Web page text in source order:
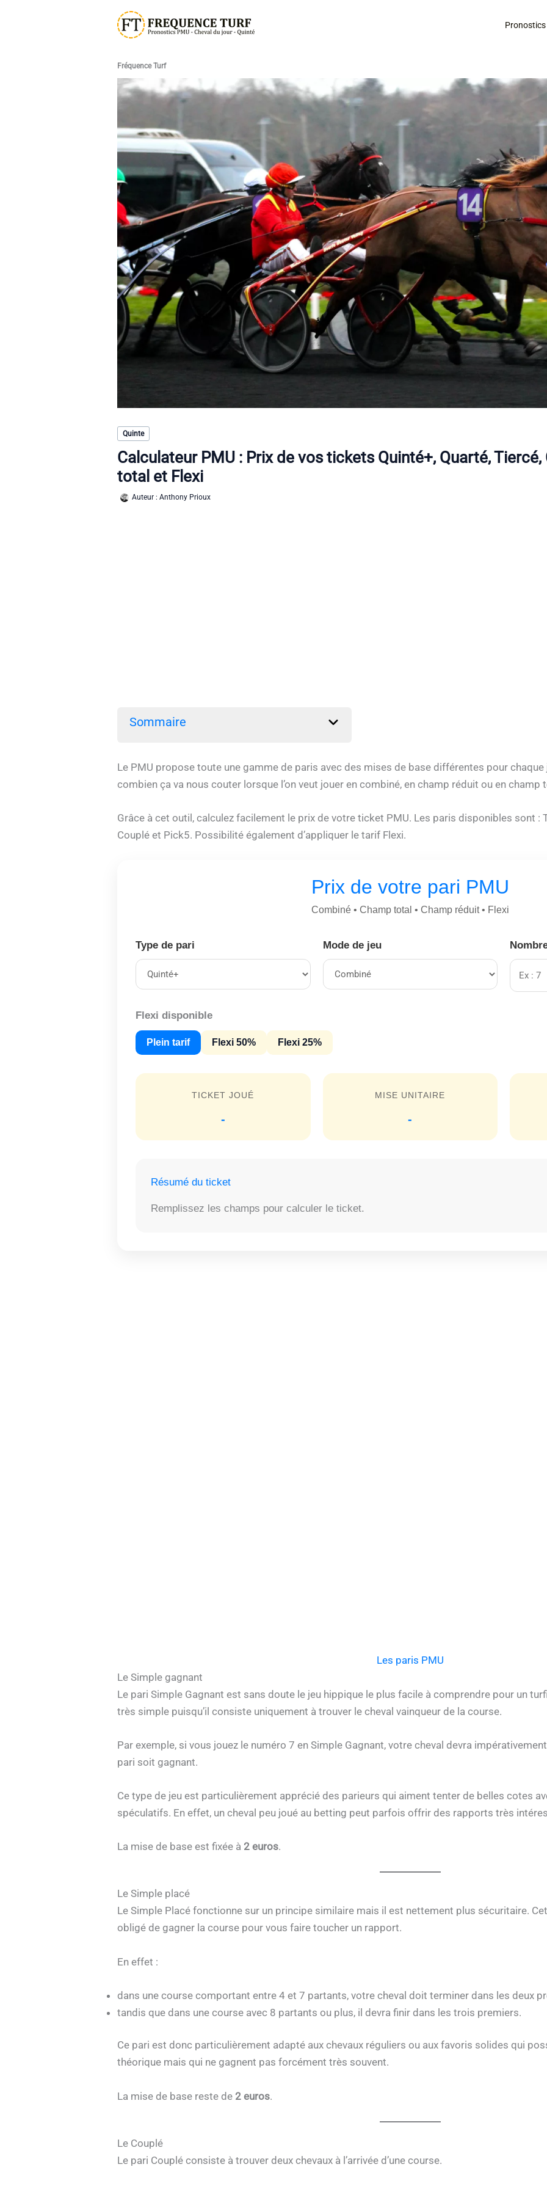
Fréquence Turf
Quinte
Calculateur PMU : Prix de vos tickets Quinté+, Quarté,
total et Flexi
Auteur : Anthony Prioux
Sommaire
Le PMU propose toute une gamme de paris avec des mises de base différentes pour
combien ça va nous couter lorsque l’on veut jouer en combiné, en champ réduit ou en champ
Grâce à cet outil, calculez facilement le prix de votre ticket PMU. Les paris disponibles sont :
Couplé et Pick5. Possibilité également d’appliquer le tarif Flexi.
Prix de votre pari PMU
Combiné • Champ total • Champ réduit • Flexi
Type de pari Mode de jeu
Flexi disponible
Plein tarif Flexi 50% Flexi 25%
TICKET JOUÉ
-
MISE UNITAIRE
-
Résumé du ticket
Remplissez les champs pour calculer le ticket.
Les paris PMU
Le Simple gagnant
Le pari Simple Gagnant est sans doute le jeu hippique le plus facile à comprendre pour un
très simple puisqu’il consiste uniquement à trouver le cheval vainqueur de la course.
Par exemple, si vous jouez le numéro 7 en Simple Gagnant, votre cheval devra
pari soit gagnant.
Ce type de jeu est particulièrement apprécié des parieurs qui aiment tenter de belles cotes
spéculatifs. En effet, un cheval peu joué au betting peut parfois offrir des rapports très
La mise de base est fixée à 2 euros.
Le Simple placé
Le Simple Placé fonctionne sur un principe similaire mais il est nettement plus sécuritaire.
obligé de gagner la course pour vous faire toucher un rapport.
En effet :
dans une course comportant entre 4 et 7 partants, votre cheval doit terminer dans les deux
tandis que dans une course avec 8 partants ou plus, il devra finir dans les trois premiers.
Ce pari est donc particulièrement adapté aux chevaux réguliers ou aux favoris solides qui
théorique mais qui ne gagnent pas forcément très souvent.
La mise de base reste de 2 euros.
Le Couplé
Le pari Couplé consiste à trouver deux chevaux à l’arrivée d’une course.